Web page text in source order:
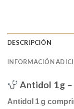
DESCRIPCIÓN
INFORMACIÓN
Antidol 1 g
Antidol 1 g